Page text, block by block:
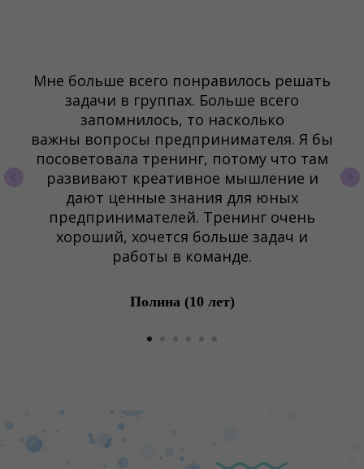
Мне больше всего понравилось решать
задачи в группах. Больше всего
запомнилось, то насколько
важны вопросы предпринимателя. Я бы
посоветовала тренинг, потому что там
развивают креативное мышление и
дают ценные знания для юных
предпринимателей. Тренинг очень
хороший, хочется больше задач и
работы в команде.
Полина (10 лет)